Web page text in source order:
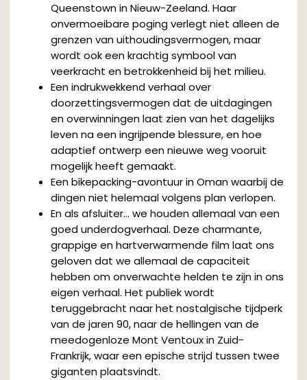
Queenstown in Nieuw-Zeeland. Haar
onvermoeibare poging verlegt niet alleen de
grenzen van uithoudingsvermogen, maar
wordt ook een krachtig symbool van
veerkracht en betrokkenheid bij het milieu.
Een indrukwekkend verhaal over
doorzettingsvermogen dat de uitdagingen
en overwinningen laat zien van het dagelijks
leven na een ingrijpende blessure, en hoe
adaptief ontwerp een nieuwe weg vooruit
mogelijk heeft gemaakt.
Een bikepacking-avontuur in Oman waarbij de
dingen niet helemaal volgens plan verlopen.
En als afsluiter… we houden allemaal van een
goed underdogverhaal. Deze charmante,
grappige en hartverwarmende film laat ons
geloven dat we allemaal de capaciteit
hebben om onverwachte helden te zijn in ons
eigen verhaal. Het publiek wordt
teruggebracht naar het nostalgische tijdperk
van de jaren 90, naar de hellingen van de
meedogenloze Mont Ventoux in Zuid-
Frankrijk, waar een epische strijd tussen twee
giganten plaatsvindt.